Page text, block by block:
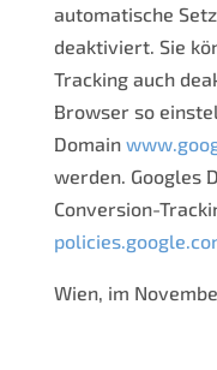
automatische
deaktiviert. Sie
Tracking auch
Browser so
Domain
werden. Googles
Conversion-
Wien, im